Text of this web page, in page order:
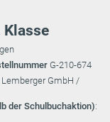
Klasse
G-210-674
GmbH /
der Schulbuchaktion):